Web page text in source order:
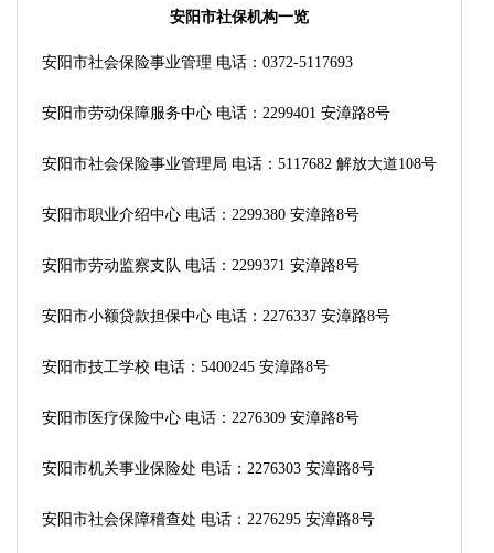
安阳市社保机构一览
安阳市社会保险事业管理 电话：0372-5117693
安阳市劳动保障服务中心 电话：2299401 安漳路8号
安阳市社会保险事业管理局 电话：5117682 解放大道108号
安阳市职业介绍中心 电话：2299380 安漳路8号
安阳市劳动监察支队 电话：2299371 安漳路8号
安阳市小额贷款担保中心 电话：2276337 安漳路8号
安阳市技工学校 电话：5400245 安漳路8号
安阳市医疗保险中心 电话：2276309 安漳路8号
安阳市机关事业保险处 电话：2276303 安漳路8号
安阳市社会保障稽查处 电话：2276295 安漳路8号